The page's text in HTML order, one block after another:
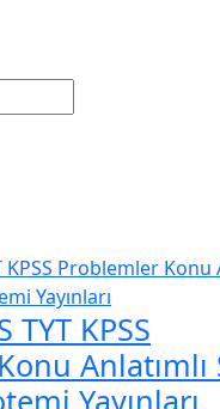
TYT KPSS
Anlatımlı